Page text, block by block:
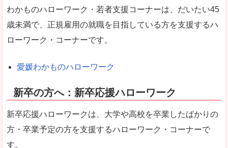
わかものハローワーク・若者支援コーナーは、だいたい45
歳未満で、正規雇用の就職を目指している方を支援するハ
ローワーク・コーナーです。
愛媛わかものハローワーク
新卒の方へ：新卒応援ハローワーク
新卒応援ハローワークは、大学や高校を卒業したばかりの
方・卒業予定の方を支援するハローワーク・コーナーで
す。